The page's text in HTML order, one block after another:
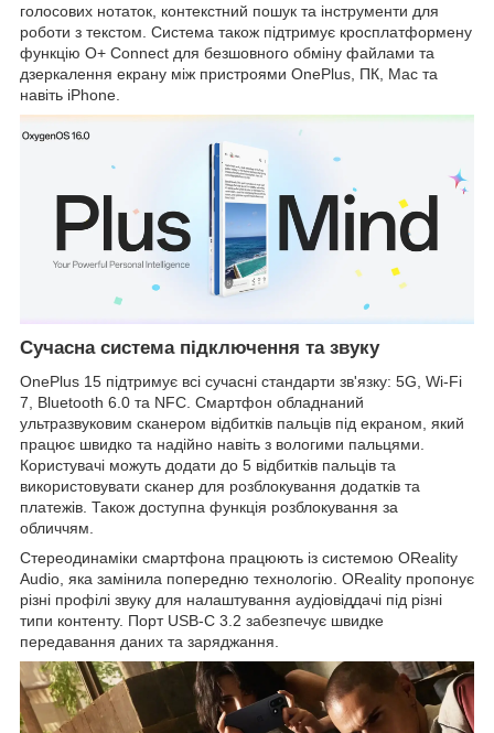
голосових нотаток, контекстний пошук та інструменти для
роботи з текстом. Система також підтримує кросплатформену
функцію O+ Connect для безшовного обміну файлами та
дзеркалення екрану між пристроями OnePlus, ПК, Mac та
навіть iPhone.
Сучасна система підключення та звуку
OnePlus 15 підтримує всі сучасні стандарти зв'язку: 5G, Wi-Fi
7, Bluetooth 6.0 та NFC. Смартфон обладнаний
ультразвуковим сканером відбитків пальців під екраном, який
працює швидко та надійно навіть з вологими пальцями.
Користувачі можуть додати до 5 відбитків пальців та
використовувати сканер для розблокування додатків та
платежів. Також доступна функція розблокування за
обличчям.
Стереодинаміки смартфона працюють із системою OReality
Audio, яка замінила попередню технологію. OReality пропонує
різні профілі звуку для налаштування аудіовіддачі під різні
типи контенту. Порт USB-C 3.2 забезпечує швидке
передавання даних та заряджання.